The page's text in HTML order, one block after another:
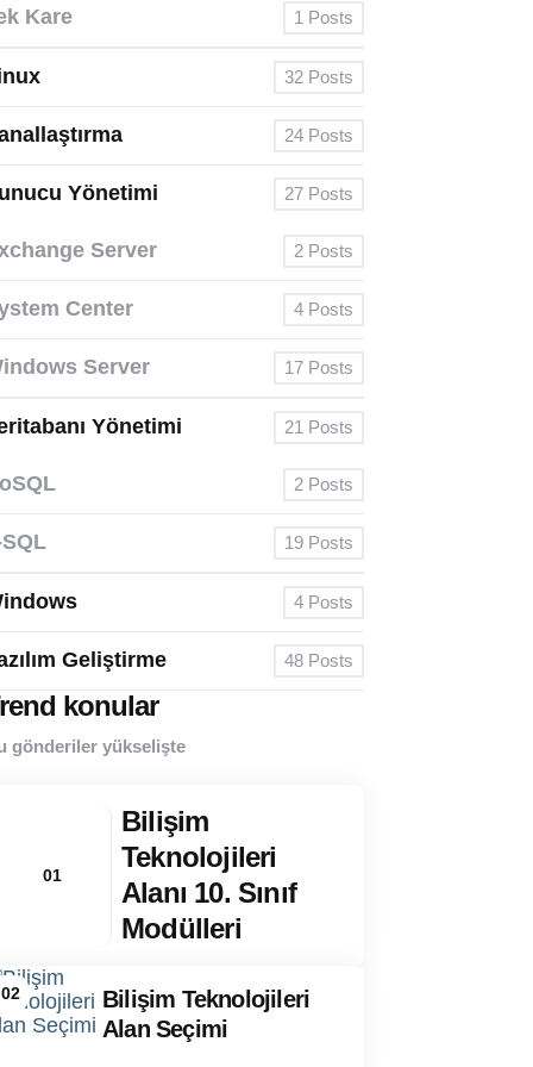
Kare 1 Posts
32 Posts
24 Posts
Yönetimi 27 Posts
Server 2 Posts
Center 4 Posts
Server 17 Posts
Yönetimi 21 Posts
2 Posts
19 Posts
4 Posts
Geliştirme 48 Posts
konular
gönderiler yükselişte
01
Bilişim
Teknolojileri
Alanı 10. Sınıf
Modülleri
02
Bilişim Teknolojileri
Alan Seçimi